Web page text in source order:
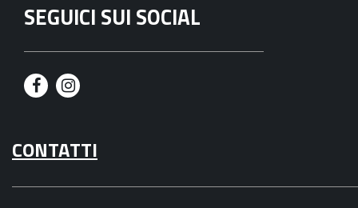
SEGUICI SUI SOCIAL
F
c
e
I
s
t
CONTATTI